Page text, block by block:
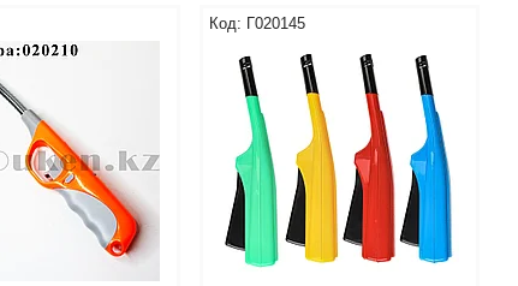
Г020145